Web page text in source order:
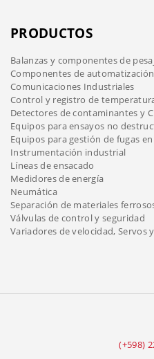
PRODUCTOS
Balanzas y componentes de
Componentes de automatización
Comunicaciones Industriales
Control y registro de
Detectores de contaminantes y
Equipos para ensayos no
Equipos para gestión de fugas
Instrumentación industrial
Líneas de ensacado
Medidores de energía
Neumática
Separación de materiales
Válvulas de control y seguridad
Variadores de velocidad, Servos
(+598)